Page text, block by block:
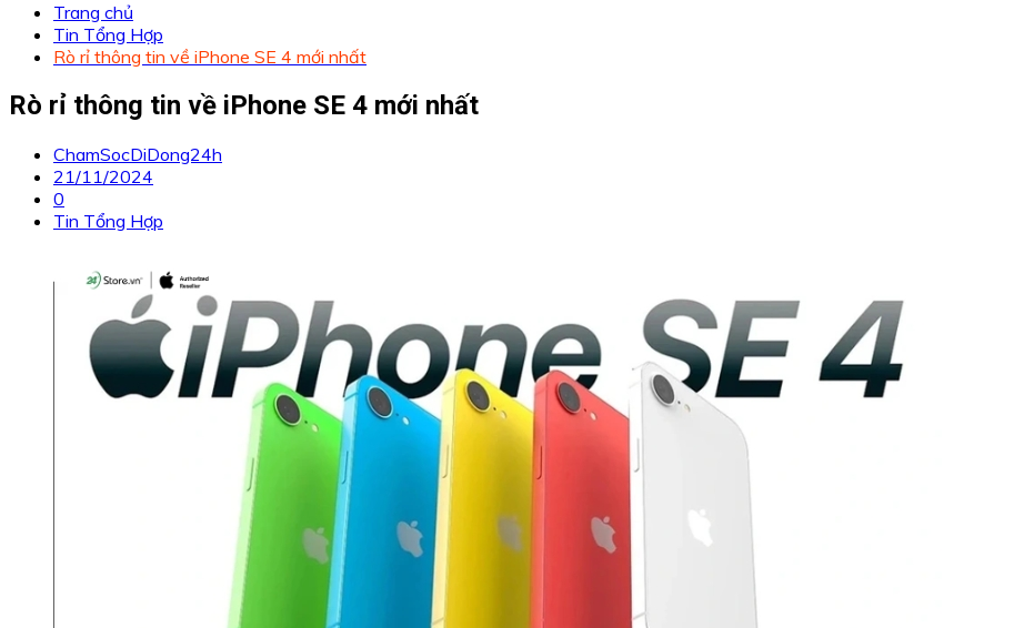
Trang chủ
Tin Tổng Hợp
Rò rỉ thông tin về iPhone SE 4 mới nhất
Rò rỉ thông tin về iPhone SE 4 mới nhất
ChamSocDiDong24h
21/11/2024
0
Tin Tổng Hợp